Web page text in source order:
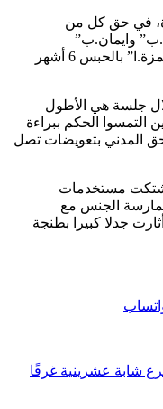
4 سنوات نافذة، في حق كل من
وايمان.ب”
وإمانويل.ب” ثم “زكرياء.ا” فيما أدانت “حمزة.ا” بالحبس 6 أشهر
جلسة هي الأطول
التمسوا الحكم ببراءة
المدني بتعويضات تصل
لسنة 2022 عندما اشتكت مستخدمات
الجنس مع
جدلا كبيرا بطنجة
شابة عشرينية غرقًا